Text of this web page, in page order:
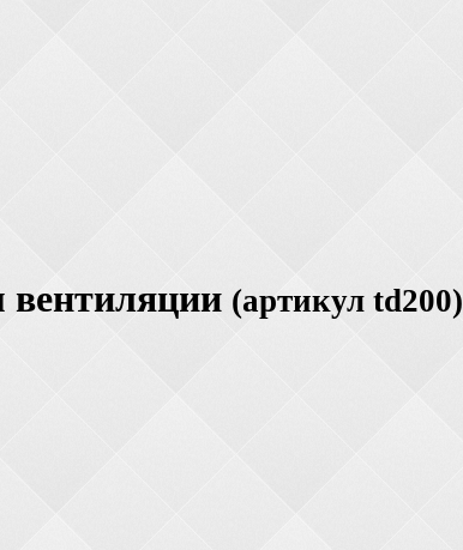
вентиляции (артикул td200)